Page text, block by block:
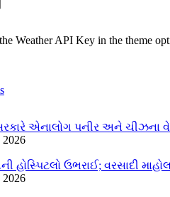
Weather API Key in the theme
એનાલોગ પનીર અને ચીઝના
2026
હોસ્પિટલો ઉભરાઈ; વરસાદી
2026